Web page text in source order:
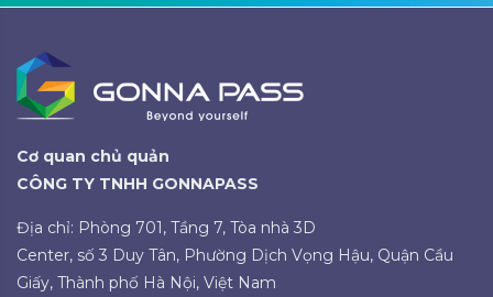
Cơ quan chủ quản
CÔNG TY TNHH GONNAPASS
Địa chỉ: Phòng 701, Tầng 7, Tòa nhà 3D
Center, số 3 Duy Tân, Phường Dịch Vọng Hậu, Quận Cầu
Giấy, Thành phố Hà Nội, Việt Nam